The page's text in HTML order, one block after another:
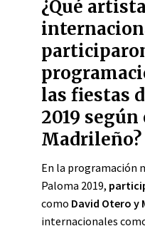
¿Qué
las fiestas
2019
Madrileño?
En la programación
Paloma 2019,
como David Otero y
internacionales